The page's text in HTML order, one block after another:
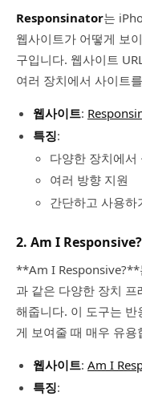
Responsinator는
웹사이트가 어떻게 보
구입니다. 웹사이트
여러 장치에서 사이트
웹사이트:
특징:
다양한 장치에서
여러 방향 지원
간단하고 사용하
2. Am I Responsive?
**Am I Responsive?**
과 같은 다양한 장치
해줍니다. 이 도구는
게 보여줄 때 매우 유용
웹사이트: Am I
특징: